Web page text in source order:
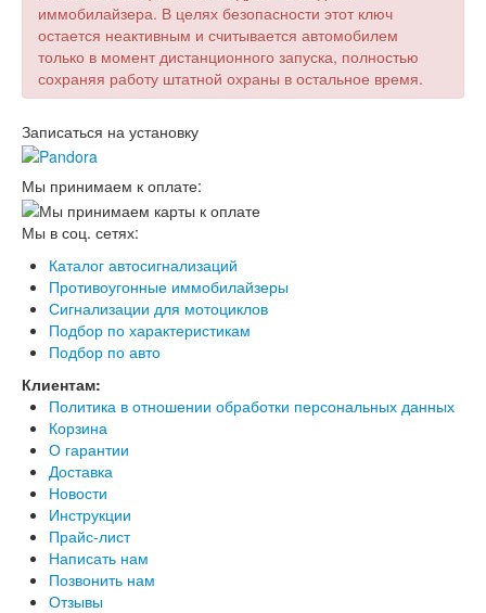
иммобилайзера. В целях безопасности этот ключ
остается неактивным и считывается автомобилем
только в момент дистанционного запуска, полностью
сохраняя работу штатной охраны в остальное время.
Записаться на установку
Мы принимаем к оплате:
Мы в соц. сетях:
Каталог автосигнализаций
Противоугонные иммобилайзеры
Сигнализации для мотоциклов
Подбор по характеристикам
Подбор по авто
Клиентам:
Политика в отношении обработки персональных данных
Корзина
О гарантии
Доставка
Новости
Инструкции
Прайс-лист
Написать нам
Позвонить нам
Отзывы